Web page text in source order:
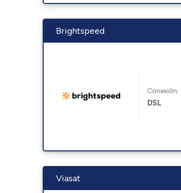
Brightspeed
Conexión:
DSL
Viasat